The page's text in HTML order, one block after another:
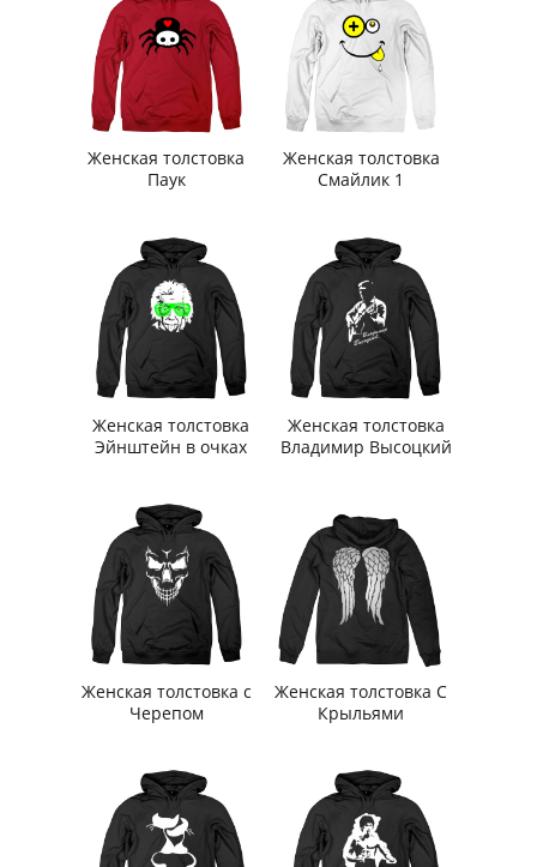
Женская толстовка
Паук
Женская толстовка
Смайлик 1
Женская толстовка
Эйнштейн в очках
Женская толстовка
Владимир Высоцкий
Женская толстовка с
Черепом
Женская толстовка С
Крыльями